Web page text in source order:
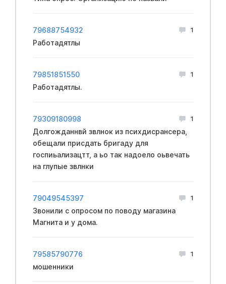
79688754932 1
Работадятлы
79851851550 1
Работадятлы.
79309180998 1
Долгожданнвй звлнок из психдисрансера,
обещали присдать бригаду для
госпиьализацтт, а ьо так надоело оьвечать
на глупые звлнки
79049545397 1
Звонили с опросом по поводу магазина
Магнита и у дома.
79585790776 1
мошенники